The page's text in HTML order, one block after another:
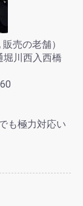
売の老舗）
堀川西入西橋
も極力対応い